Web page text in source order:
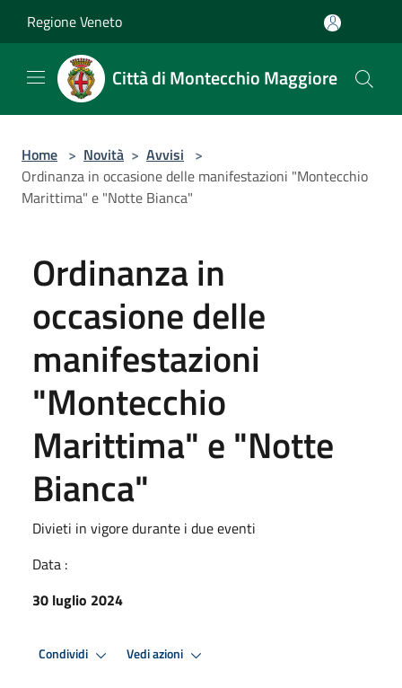
Regione Veneto
Città di Montecchio Maggiore
Home > Novità > Avvisi >
Ordinanza in occasione delle manifestazioni "Montecchio
Marittima" e "Notte Bianca"
Ordinanza in
occasione delle
manifestazioni
"Montecchio
Marittima" e "Notte
Bianca"
Divieti in vigore durante i due eventi
Data :
30 luglio 2024
Condividi Vedi azioni